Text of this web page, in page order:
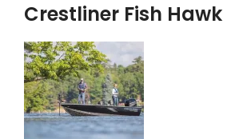
Crestliner Fish Hawk